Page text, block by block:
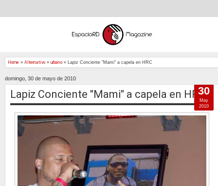
Home » Alternativo » urbano » Lapiz Conciente "Mami" a capela en HRC
domingo, 30 de mayo de 2010
Lapiz Conciente "Mami" a capela en HRC
30
May
2010